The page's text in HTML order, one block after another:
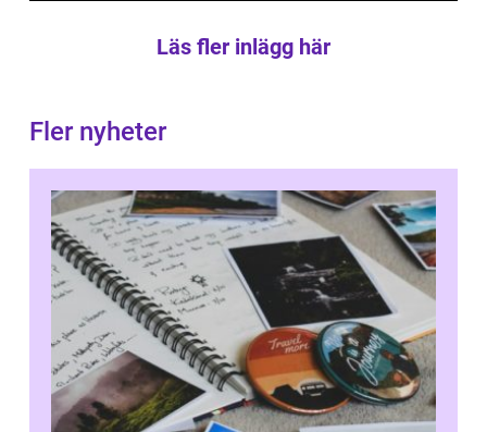
Läs fler inlägg här
Fler nyheter